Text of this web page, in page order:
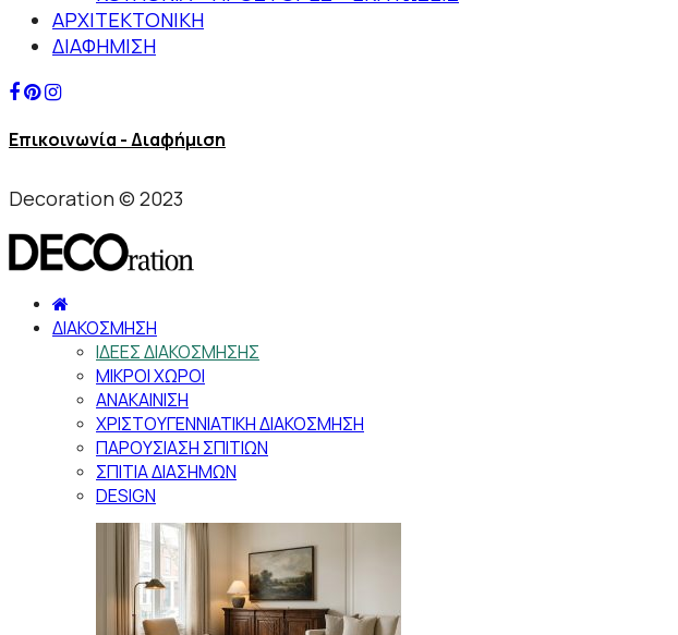
ΑΡΧΙΤΕΚΤΟΝΙΚΗ
ΔΙΑΦΗΜΙΣΗ
Επικοινωνία - Διαφήμιση
Decoration © 2023
ΔΙΑΚΟΣΜΗΣΗ
ΙΔΕΕΣ ΔΙΑΚΟΣΜΗΣΗΣ
ΜΙΚΡΟΙ ΧΩΡΟΙ
ΑΝΑΚΑΙΝΙΣΗ
ΧΡΙΣΤΟΥΓΕΝΝΙΑΤΙΚΗ ΔΙΑΚΟΣΜΗΣΗ
ΠΑΡΟΥΣΙΑΣΗ ΣΠΙΤΙΩΝ
ΣΠΙΤΙΑ ΔΙΑΣΗΜΩΝ
DESIGN